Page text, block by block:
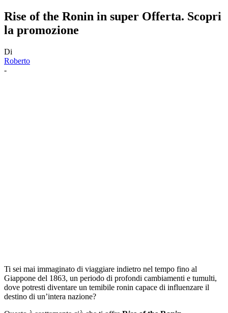
Rise of the Ronin in super Offerta. Scopri
la promozione
Di
Roberto
-
Ti sei mai immaginato di viaggiare indietro nel tempo fino al
Giappone del 1863, un periodo di profondi cambiamenti e tumulti,
dove potresti diventare un temibile ronin capace di influenzare il
destino di un’intera nazione?